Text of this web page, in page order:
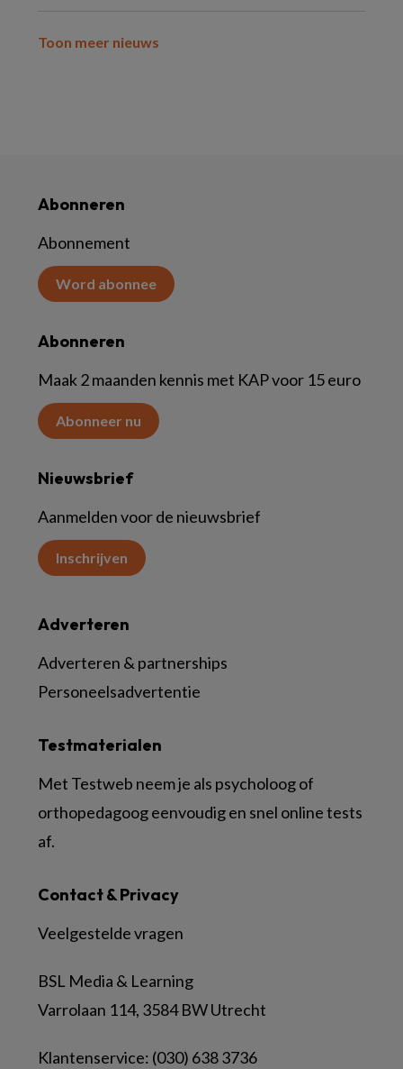
Toon meer nieuws
Abonneren
Abonnement
Word abonnee
Abonneren
Maak 2 maanden kennis met KAP voor 15 euro
Abonneer nu
Nieuwsbrief
Aanmelden voor de nieuwsbrief
Inschrijven
Contact & Privacy
Veelgestelde vragen
BSL Media & Learning
Varrolaan 114, 3584 BW Utrecht
Klantenservice: (030) 638 3736
Testmaterialen
Met Testweb neem je als psycholoog of
orthopedagoog eenvoudig en snel online tests
af.
Adverteren
Adverteren & partnerships
Personeelsadvertentie